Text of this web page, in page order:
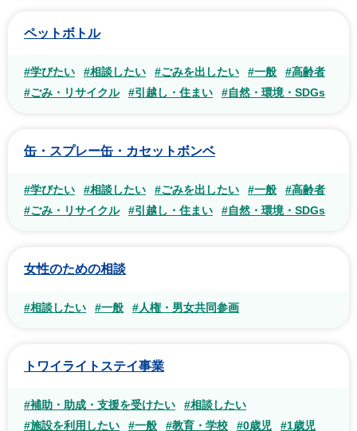
ペットボトル
#学びたい #相談したい #ごみを出したい #一般
#高齢者
#ごみ・リサイクル
#引越し・住まい #自然・環境・SDGs
缶・スプレー缶・カセットボンベ
#学びたい #相談したい #ごみを出したい #一般
#高齢者
#ごみ・リサイクル
#引越し・住まい #自然・環境・SDGs
女性のための相談
#相談したい #一般 #人権・男女共同参画
トワイライトステイ事業
#補助・助成・支援を受けたい
#相談したい
#施設を利用したい
#一般 #教育・学校 #0歳児 #1歳児